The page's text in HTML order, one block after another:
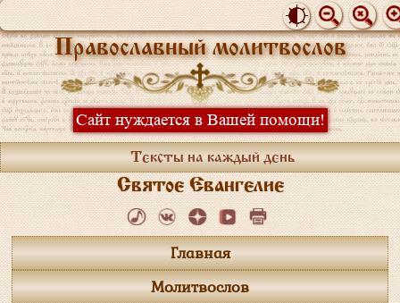
Православный молитвослов
Сайт нуждается в Вашей помощи!
Тексты на каждый день
Святое Евангелие
Главная
Молитвослов